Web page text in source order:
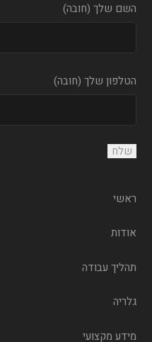
השם שלך (חובה)
הטלפון שלך (חובה)
ראשי
אודות
תהליך עבודה
גלריה
מידע מקצועי